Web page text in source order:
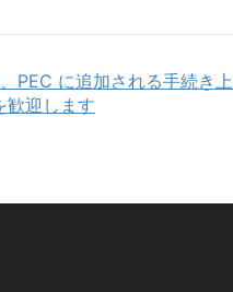
PEC に追加される手続き
歓迎します